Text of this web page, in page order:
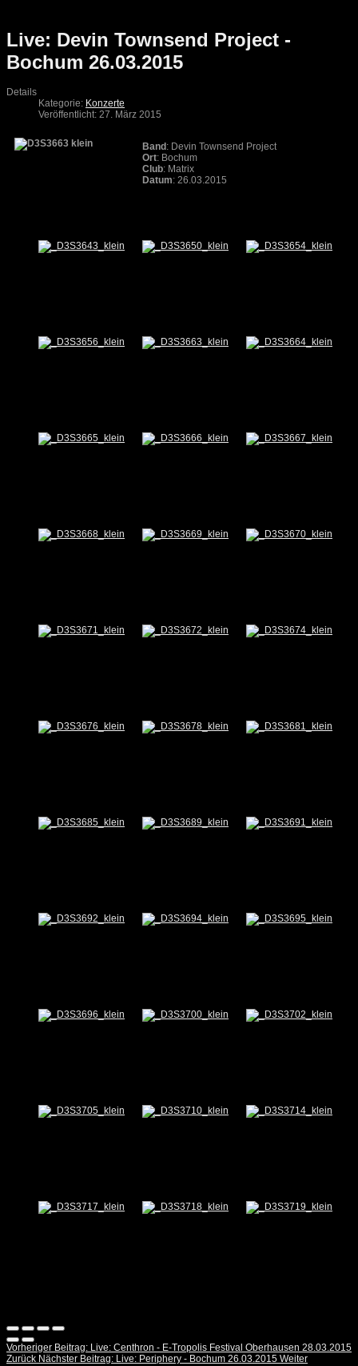
Live: Devin Townsend Project -
Bochum 26.03.2015
Details
Kategorie: Konzerte
Veröffentlicht: 27. März 2015
Band : Devin Townsend Project
Ort: Bochum
Club: Matrix
Datum: 26.03.2015
Vorheriger Beitrag: Live: Centhron - E-Tropolis Festival Oberhausen 28.03.2015
Zurück Nächster Beitrag: Live: Periphery - Bochum 26.03.2015 Weiter